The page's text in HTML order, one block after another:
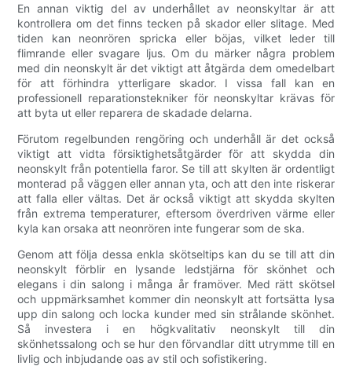
En annan viktig del av underhållet av neonskyltar är att
kontrollera om det finns tecken på skador eller slitage. Med
tiden kan neonrören spricka eller böjas, vilket leder till
flimrande eller svagare ljus. Om du märker några problem
med din neonskylt är det viktigt att åtgärda dem omedelbart
för att förhindra ytterligare skador. I vissa fall kan en
professionell reparationstekniker för neonskyltar krävas för
att byta ut eller reparera de skadade delarna.
Förutom regelbunden rengöring och underhåll är det också
viktigt att vidta försiktighetsåtgärder för att skydda din
neonskylt från potentiella faror. Se till att skylten är ordentligt
monterad på väggen eller annan yta, och att den inte riskerar
att falla eller vältas. Det är också viktigt att skydda skylten
från extrema temperaturer, eftersom överdriven värme eller
kyla kan orsaka att neonrören inte fungerar som de ska.
Genom att följa dessa enkla skötseltips kan du se till att din
neonskylt förblir en lysande ledstjärna för skönhet och
elegans i din salong i många år framöver. Med rätt skötsel
och uppmärksamhet kommer din neonskylt att fortsätta lysa
upp din salong och locka kunder med sin strålande skönhet.
Så investera i en högkvalitativ neonskylt till din
skönhetssalong och se hur den förvandlar ditt utrymme till en
livlig och inbjudande oas av stil och sofistikering.